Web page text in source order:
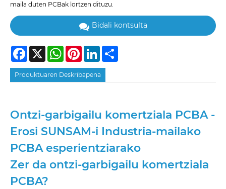
maila duten PCBak lortzen dituzu.
Bidali kontsulta
Facebook
X WhatsAppPinterestLinkedIn
Produktuaren Deskribapena
Ontzi-garbigailu komertziala PCBA -
Erosi SUNSAM-i Industria-mailako
PCBA esperientziarako
Zer da ontzi-garbigailu komertziala
PCBA?